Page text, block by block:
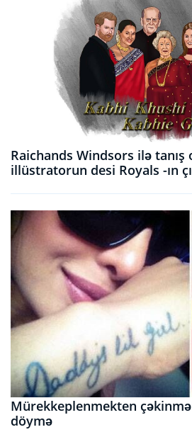
Raichands Windsors ilə
illüstratorun desi Royals -ın
Mürekkeplenmekten
döymə